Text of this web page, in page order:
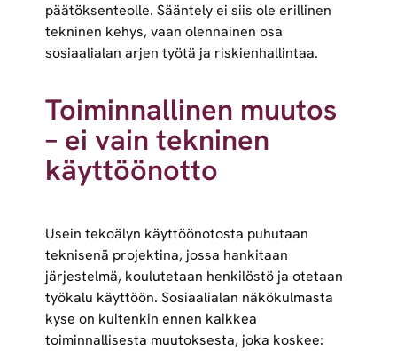
päätöksenteolle. Sääntely ei siis ole erillinen
tekninen kehys, vaan olennainen osa
sosiaalialan arjen työtä ja riskienhallintaa.
Toiminnallinen muutos
– ei vain tekninen
käyttöönotto
Usein tekoälyn käyttöönotosta puhutaan
teknisenä projektina, jossa hankitaan
järjestelmä, koulutetaan henkilöstö ja otetaan
työkalu käyttöön. Sosiaalialan näkökulmasta
kyse on kuitenkin ennen kaikkea
toiminnallisesta muutoksesta, joka koskee: